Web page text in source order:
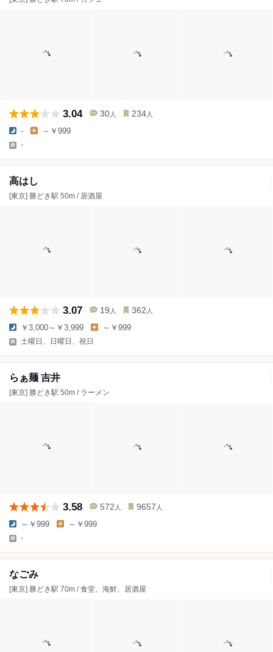
3.04 30 人 234 人
- ～￥999
-
高はし
[東京] 勝どき駅 50m / 居酒屋
3.07 19 人 362 人
￥3,000～￥3,999 ～￥999
土曜日、日曜日、祝日
らぁ麺 吉井
[東京] 勝どき駅 50m / ラーメン
3.58 572 人 9657 人
～￥999 ～￥999
-
なごみ
[東京] 勝どき駅 70m / 食堂、海鮮、居酒屋